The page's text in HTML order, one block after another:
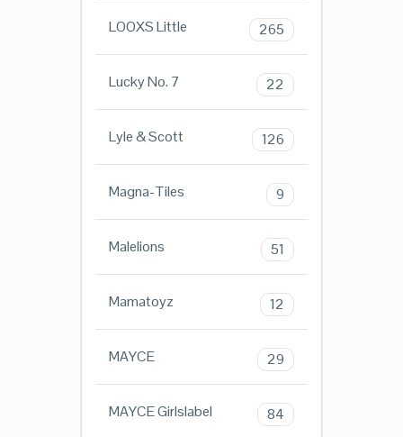
LOOXS Little 265
Lucky No. 7 22
Lyle & Scott 126
Magna-Tiles 9
Malelions 51
Mamatoyz 12
MAYCE 29
MAYCE Girlslabel 84